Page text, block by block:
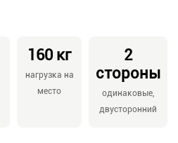
160 кг
нагрузка на
место
2
стороны
одинаковые,
двусторонний